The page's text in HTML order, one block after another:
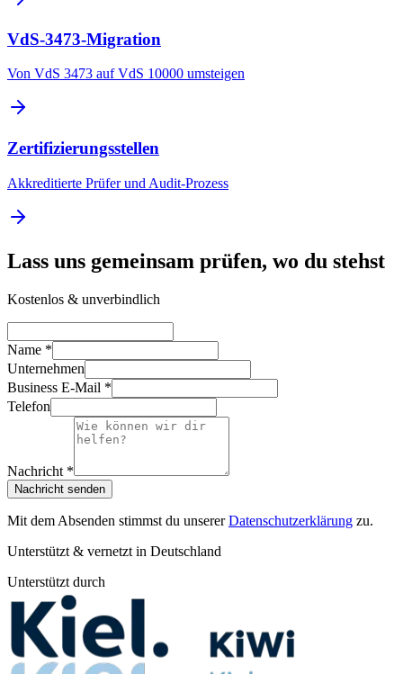
VdS-3473-Migration
Von VdS 3473 auf VdS 10000 umsteigen
Zertifizierungsstellen
Akkreditierte Prüfer und Audit-Prozess
Lass uns gemeinsam prüfen, wo du stehst
Kostenlos & unverbindlich
Name *
Unternehmen
Business E-Mail *
Telefon
Nachricht *
Nachricht senden
Mit dem Absenden stimmst du unserer Datenschutzerklärung zu.
Unterstützt & vernetzt in Deutschland
Unterstützt durch